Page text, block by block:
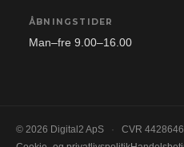
ÅBNINGSTIDER
Man–fre 9.00–16.00
© 2026 Digital2 ApS ·
CVR